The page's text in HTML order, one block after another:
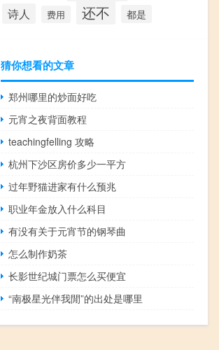
诗人 费用 还不 都是
猜你想看的文章
郑州哪里的炒面好吃
元宵之夜背面教程
teachingfelling 攻略
杭州下沙区房价多少一平方
过年野猫进家有什么预兆
职业年金放入什么科目
有没有关于元宵节的钢琴曲
怎么制作奶茶
长影世纪城门票怎么买便宜
“南极星光伴我閒”的出处是哪里